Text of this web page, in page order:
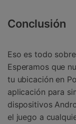
Conclusión
Eso es todo
Esperamos que
tu ubicación en
aplicación para
dispositivos
el juego a